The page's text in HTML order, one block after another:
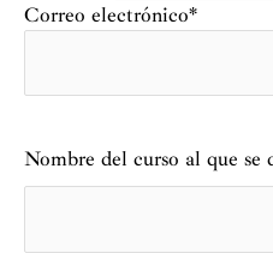
Correo electrónico*
Nombre del curso al que se